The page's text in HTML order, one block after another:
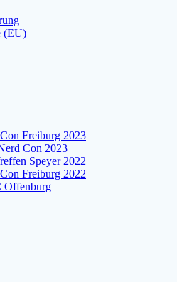
(EU)
Freiburg 2023
Con 2023
Speyer 2022
Freiburg 2022
Offenburg